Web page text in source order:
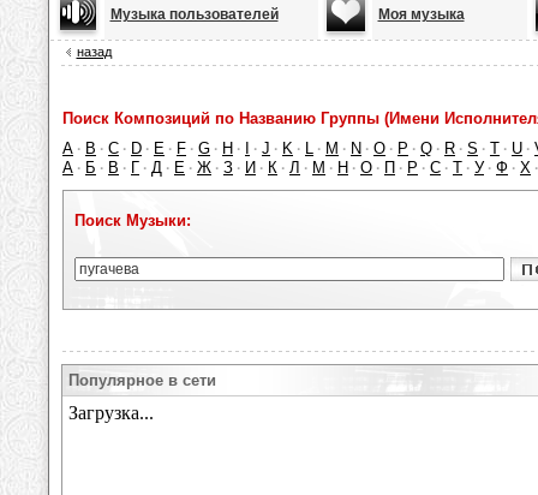
Музыка пользователей Моя музыка
назад
Поиск Композиций по Названию Группы (Имени
A · B · C · D · E · F · G · H · · J · K · L · M · N · O · P · Q · R · S · T · U ·
А · Б · В · Г · Д · Е · Ж · З · И · К · Л · М · Н · О · П · Р · С · Т · У · Ф · Х
Поиск Музыки:
Популярное в сети